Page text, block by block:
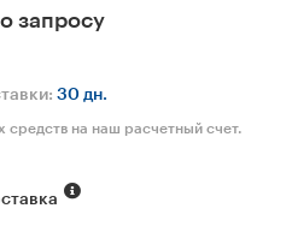
запросу
30 дн.
средств на наш расчетный счет.